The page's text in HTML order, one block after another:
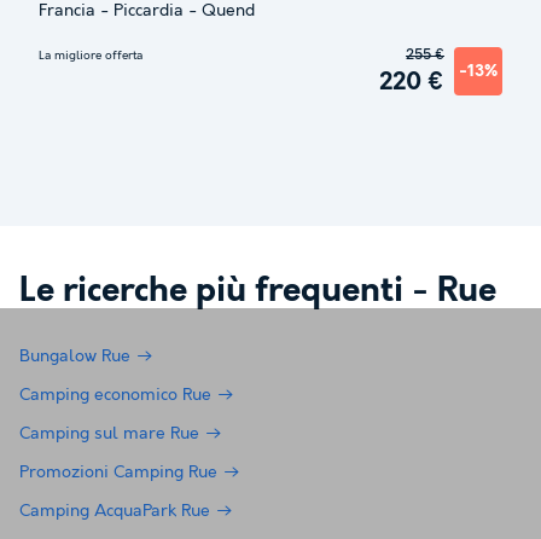
Francia - Piccardia - Quend
La migliore offerta
220 € -13%
255 €
Le ricerche più frequenti - Rue
Bungalow Rue
Camping economico Rue
Camping sul mare Rue
Promozioni Camping Rue
Camping AcquaPark Rue